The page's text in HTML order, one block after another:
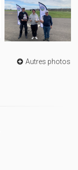
Autres photos